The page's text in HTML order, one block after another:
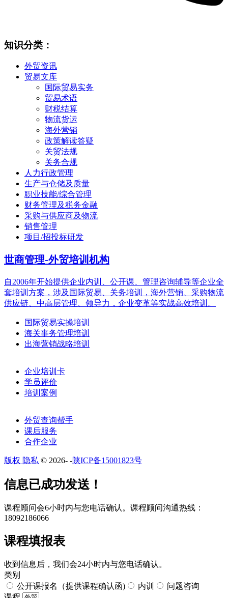
知识分类：
外贸资讯
贸易文库
国际贸易实务
贸易术语
财税结算
物流货运
海外营销
政策解读答疑
关贸法规
关务合规
人力行政管理
生产与仓储及质量
职业技能/综合管理
财务管理及税务金融
采购与供应商及物流
销售管理
项目/招投标研发
世商管理-外贸培训机构
自2006年开始提供企业内训、公开课、管理咨询辅导等企业全
套培训方案，涉及国际贸易、关务培训，海外营销、采购物流
供应链、中高层管理、领导力，企业变革等实战高效培训。
国际贸易实操培训
海关事务管理培训
出海营销战略培训
企业培训卡
学员评价
培训案例
外贸查询帮手
课后服务
合作企业
版权 隐私 © 2026- -陕ICP备15001823号
​​信息已成功发送！
课程顾问会6小时内与您电话确认。​课程顾问沟通热线：
18092186066
课程填报表​
收到信息后，我们会24小时内与您电话确认。​
类别
公开课报名（提供课程确认函)
内训
问题咨询